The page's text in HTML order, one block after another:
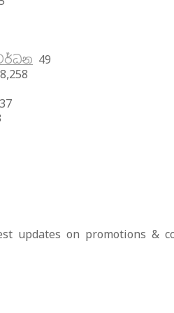
49
8,258
37
updates on promotions &